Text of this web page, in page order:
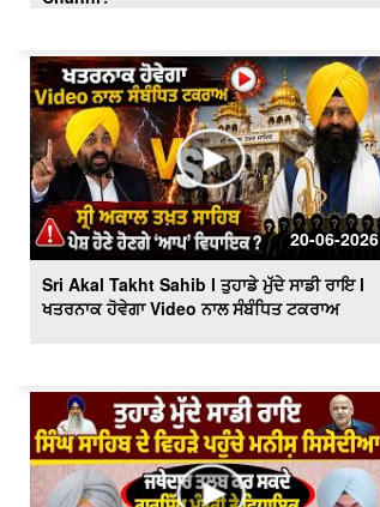
20-06-2026
Sri Akal Takht Sahib l ਤੁਹਾਡੇ ਮੁੱਦੇ ਸਾਡੀ ਰਾਇ l
ਖਤਰਨਾਕ ਹੋਵੇਗਾ Video ਨਾਲ ਸੰਬੰਧਿਤ ਟਕਰਾਅ